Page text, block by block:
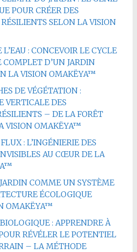
POUR CRÉER DES
SELON LA VISION
L’EAU : CONCEVOIR LE CYCLE
D’UN JARDIN
LA VISION OMAKËYA™
DE VÉGÉTATION :
VERTICALE DES
– DE LA FORÊT
VISION OMAKËYA™
: L’INGÉNIERIE DES
AU CŒUR DE LA
COMME UN SYSTÈME
ÉCOLOGIQUE
OMAKËYA™
: APPRENDRE À
RÉVÉLER LE POTENTIEL
– LA MÉTHODE